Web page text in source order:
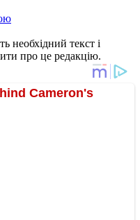
необхідний текст і
про це редакцію.